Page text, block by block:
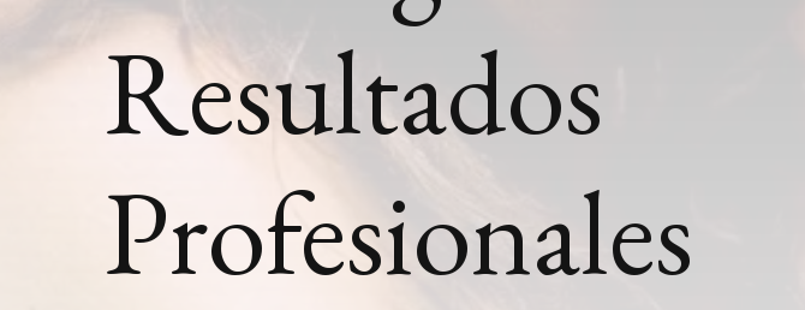
Resultados
Profesionales